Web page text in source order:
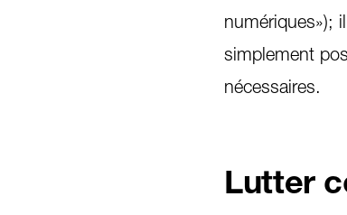
numériques»);
simplement
nécessaires.
Lutter